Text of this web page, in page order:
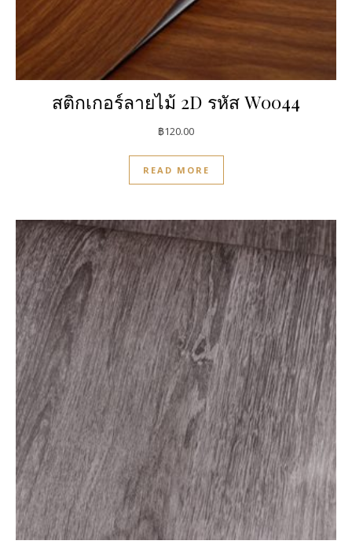
สติกเกอร์ลายไม้ 2D รหัส W0044
฿120.00
READ MORE